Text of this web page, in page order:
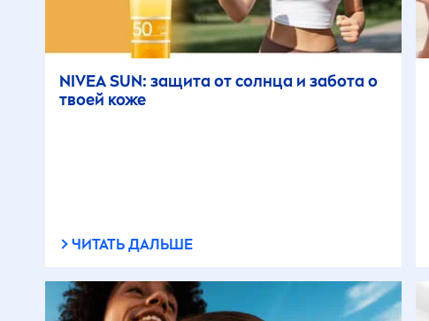
NIVEASUN: защита от солнца и забота о
твоей коже
ЧИТАТЬ ДАЛЬШЕ